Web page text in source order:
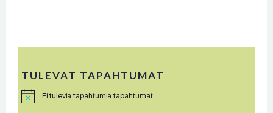
TULEVAT TAPAHTUMAT
N
Ei tulevia tapahtumia tapahtumat.